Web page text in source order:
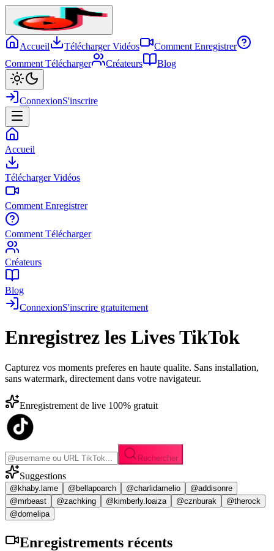
Accueil Télécharger Vidéos
Comment Enregistrer
Comment Télécharger
Créateurs Blog
ConnexionS'inscrire
Accueil
Télécharger Vidéos
Comment Enregistrer
Comment Télécharger
Créateurs
Blog
ConnexionS'inscrire gratuitement
Enregistrez les Lives TikTok
Capturez vos moments preferes en haute qualite. Sans installation,
sans watermark, directement dans votre navigateur.
Enregistrement de live 100% gratuit
Rechercher
Suggestions
@khaby.lame @bellapoarch @charlidamelio
@addisonre
@mrbeast
@zachking @kimberly.loaiza @cznburak
@therock
@domelipa
Enregistrements récents